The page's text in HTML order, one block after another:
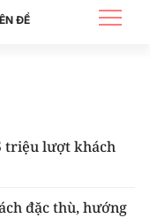
ĐỀ
triệu lượt khách
đặc thù, hướng